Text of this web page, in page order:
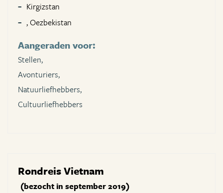
Kirgizstan
, Oezbekistan
Aangeraden voor:
Stellen,
Avonturiers,
Natuurliefhebbers,
Cultuurliefhebbers
Rondreis Vietnam
(bezocht in september 2019)